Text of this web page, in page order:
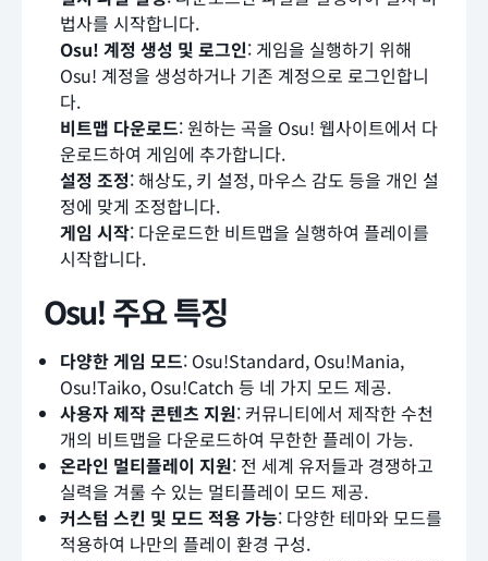
법사를 시작합니다.
Osu! 계정 생성 및 로그인: 게임을 실행하기 위해
Osu! 계정을 생성하거나 기존 계정으로 로그인합니
다.
비트맵 다운로드: 원하는 곡을 Osu! 웹사이트에서 다
운로드하여 게임에 추가합니다.
설정 조정: 해상도, 키 설정, 마우스 감도 등을 개인 설
정에 맞게 조정합니다.
게임 시작: 다운로드한 비트맵을 실행하여 플레이를
시작합니다.
Osu! 주요 특징
다양한 게임 모드: Osu!Standard, Osu!Mania,
Osu!Taiko, Osu!Catch 등 네 가지 모드 제공.
사용자 제작 콘텐츠 지원: 커뮤니티에서 제작한 수천
개의 비트맵을 다운로드하여 무한한 플레이 가능.
온라인 멀티플레이 지원: 전 세계 유저들과 경쟁하고
실력을 겨룰 수 있는 멀티플레이 모드 제공.
커스텀 스킨 및 모드 적용 가능: 다양한 테마와 모드를
적용하여 나만의 플레이 환경 구성.